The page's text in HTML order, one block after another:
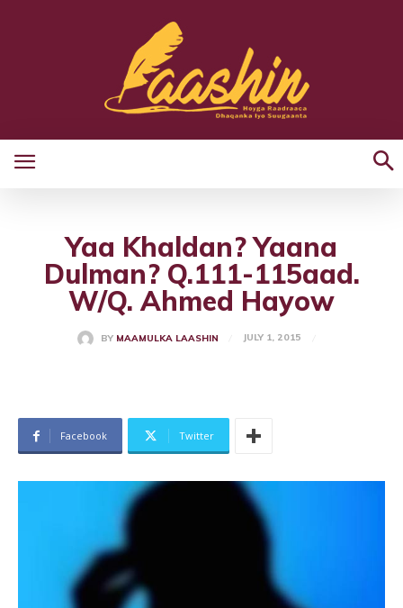
Yaa Khaldan? Yaana
Dulman? Q.111-115aad.
W/Q. Ahmed Hayow
BY MAAMULKA LAASHIN JULY 1, 2015
Facebook Twitter